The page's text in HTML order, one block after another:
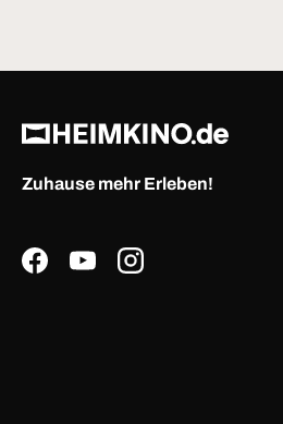
Zuhause mehr Erleben!
FacebookYouTubeInstagram